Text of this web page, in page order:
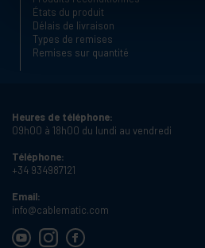
États du produit
Délais de livraison
Types de remises
Remises sur quantité
Heures de téléphone:
09h00 à 18h00 du lundi au vendredi
Téléphone:
+34 934987121
Email:
info@cablematic.com